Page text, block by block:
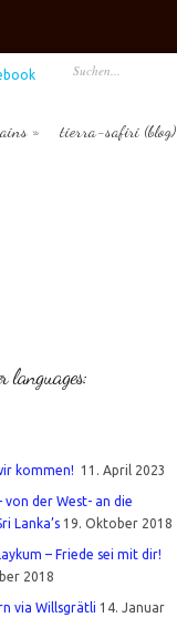
tierra-safiri (blog)
languages:
kommen! 11. April 2023
von der West- an die
Lanka’s 19. Oktober 2018
– Friede sei mit dir!
2018
via Willsgrätli 14. Januar